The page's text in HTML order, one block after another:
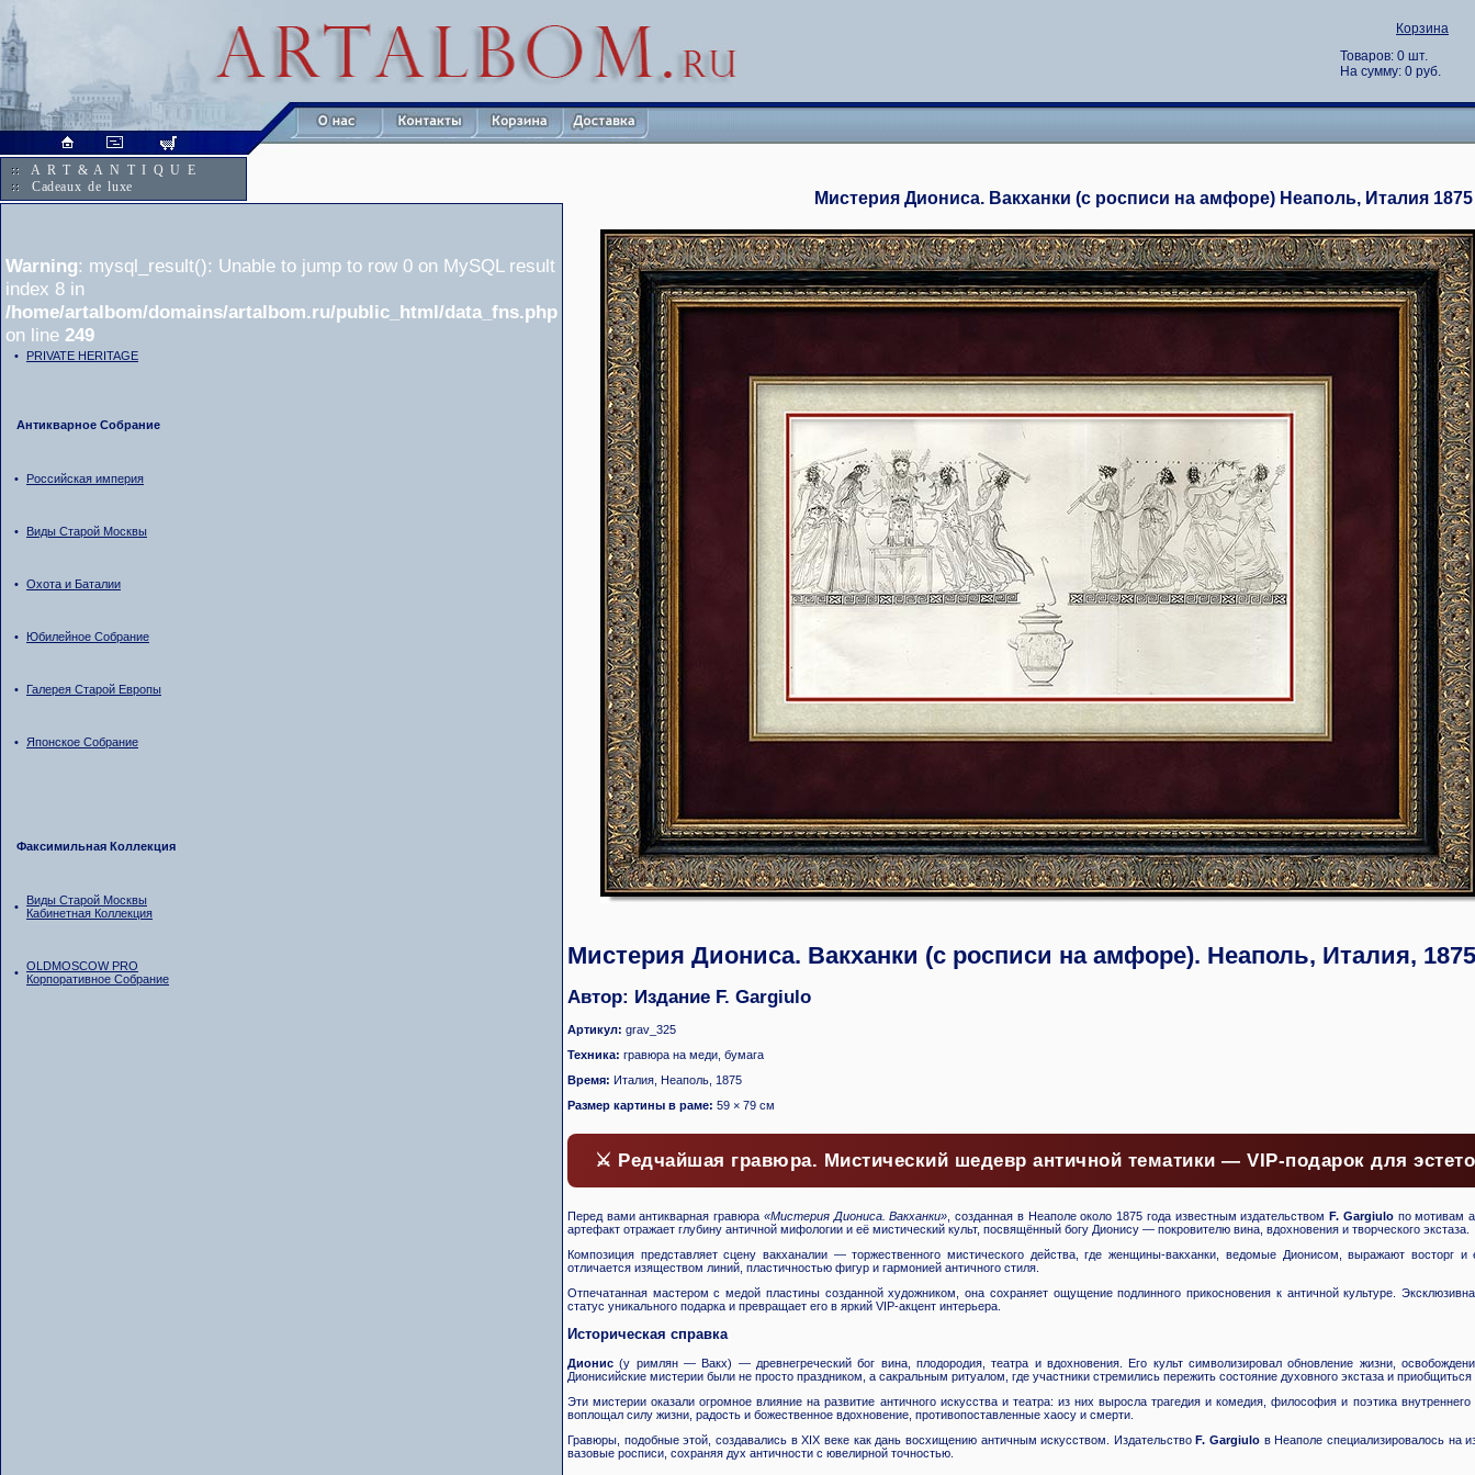
Корзина
Товаров: 0 шт.
На сумму: 0 руб.
A R T & A N T I Q U E
Cadeaux de luxe
Warning: mysql_result(): Unable to jump to row 0 on MySQL result
index 8 in
/home/artalbom/domains/artalbom.ru/public_html/data_fns.php
on line 249
• PRIVATE HERITAGE
Антикварное Собрание
• Российская империя
• Виды Старой Москвы
• Охота и Баталии
• Юбилейное Собрание
• Галерея Старой Европы
• Японское Собрание
Факсимильная Коллекция
•
Виды Старой Москвы
Кабинетная Коллекция
• OLDMOSCOW PRO
Корпоративное Собрание
Мистерия Диониса. Вакханки (с росписи на амфоре) Неаполь, Италия 1875
Мистерия Диониса. Вакханки (с росписи на амфоре). Неаполь, Италия, 1875
Автор: Издание F. Gargiulo
Артикул: grav_325
Техника: гравюра на меди, бумага
Время: Италия, Неаполь, 1875
Размер картины в раме: 59 × 79 см
⚔️ Редчайшая гравюра. Мистический шедевр античной тематики — VIP-подарок для
Перед вами антикварная гравюра «Мистерия Диониса. Вакханки» , созданная в Неаполе около 1875 года известным издательствомF. Gargiuloпо мотивам
артефакт отражает глубину античной мифологии и её мистический культ, посвящённый богу Дионису — покровителю вина, вдохновения и творческого экстаза.
Композиция представляет сцену вакханалии — торжественного мистического действа, где женщины-вакханки, ведомые Дионисом, выражают восторг
отличается изяществом линий, пластичностью фигур и гармонией античного стиля.
Отпечатанная мастером с медой пластины созданной художником, она сохраняет ощущение подлинного прикосновения к античной культуре.
статус уникального подарка и превращает его в яркий VIP-акцент интерьера.
Историческая справка
Дионис (у римлян — Вакх) — древнегреческий бог вина, плодородия, театра и вдохновения. Его культ символизировал обновление жизни,
Дионисийские мистерии были не просто праздником, а сакральным ритуалом, где участники стремились пережить состояние духовного экстаза и приобщиться
Эти мистерии оказали огромное влияние на развитие античного искусства и театра: из них выросла трагедия и комедия, философия и поэтика
воплощал силу жизни, радость и божественное вдохновение, противопоставленные хаосу и смерти.
Гравюры, подобные этой, создавались в XIX веке как дань восхищению античным искусством. Издательство F. Gargiulo в Неаполе специализировалось на
вазовые росписи, сохраняя дух античности с ювелирной точностью.